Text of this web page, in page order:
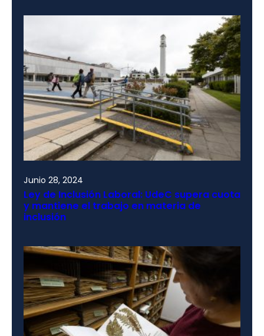
Junio 28, 2024
Ley de Inclusión Laboral: UdeC supera cuota
y mantiene el trabajo en materia de
inclusión